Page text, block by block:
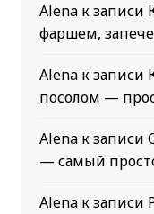
Alenaк записи
фаршем,
Alenaк записи
посолом —
Alenaк записи
— самый
Alenaк записи